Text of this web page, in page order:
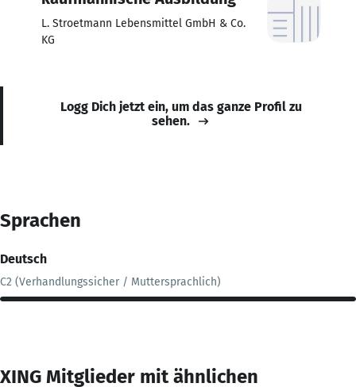
L. Stroetmann Lebensmittel GmbH & Co.
KG
Logg Dich jetzt ein, um das ganze Profil zu
sehen.
Sprachen
Deutsch
C2 (Verhandlungssicher / Muttersprachlich)
XING Mitglieder mit ähnlichen